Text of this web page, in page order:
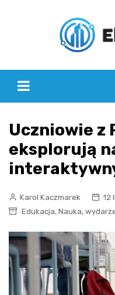
Uczniowie z
eksplorują
Karol Kaczmarek
12
Edukacja, Nauka,